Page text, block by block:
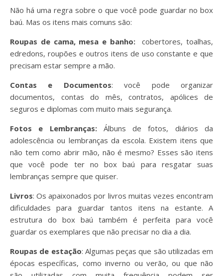
Não há uma regra sobre o que você pode guardar no box
baú. Mas os itens mais comuns são:
Roupas de cama, mesa e banho:cobertores, toalhas,
edredons, roupões e outros itens de uso constante e que
precisam estar sempre a mão.
Contas e Documentos: você pode organizar
documentos, contas do mês, contratos, apólices de
seguros e diplomas com muito mais segurança.
Fotos e Lembranças:Álbuns de fotos, diários da
adolescência ou lembranças da escola. Existem itens que
não tem como abrir mão, não é mesmo? Esses são itens
que você pode ter no box baú para resgatar suas
lembranças sempre que quiser.
Livros: Os apaixonados por livros muitas vezes encontram
dificuldades para guardar tantos itens na estante. A
estrutura do box baú também é perfeita para você
guardar os exemplares que não precisar no dia a dia.
Roupas de estação: Algumas peças que são utilizadas em
épocas específicas, como inverno ou verão, ou que não